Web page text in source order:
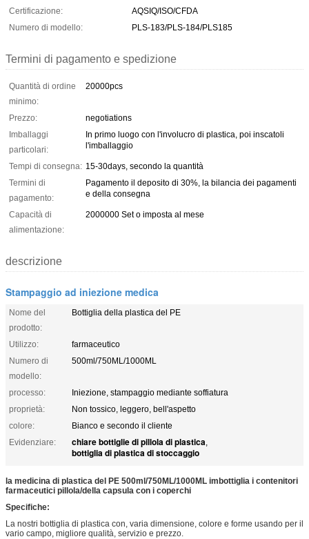
Certificazione:
AQSIQ/ISO/CFDA
Numero di modello:
PLS-183/PLS-184/PLS185
Termini di pagamento e spedizione
Quantità di ordine
minimo:
20000pcs
Prezzo:
negotiations
Imballaggi
particolari:
In primo luogo con l'involucro di plastica, poi inscatoli
l'imballaggio
Tempi di consegna: 15-30days, secondo la quantità
Termini di
pagamento:
Pagamento il deposito di 30%, la bilancia dei pagamenti
e della consegna
Capacità di
alimentazione:
2000000 Set o imposta al mese
descrizione
Stampaggio ad iniezione medica
Nome del
prodotto:
Bottiglia della plastica del PE
Utilizzo:
farmaceutico
Numero di
modello:
500ml/750ML/1000ML
processo:
Iniezione, stampaggio mediante soffiatura
proprietà:
Non tossico, leggero, bell'aspetto
colore:
Bianco e secondo il cliente
Evidenziare:
chiare bottiglie di pillola di plastica,
bottiglia di plastica di stoccaggio
la medicina di plastica del PE 500ml/750ML/1000ML imbottiglia i contenitori
farmaceutici pillola/della capsula con i coperchi
Specifiche:
La nostri bottiglia di plastica con, varia dimensione, colore e forme usando per il
vario campo, migliore qualità, servizio e prezzo.